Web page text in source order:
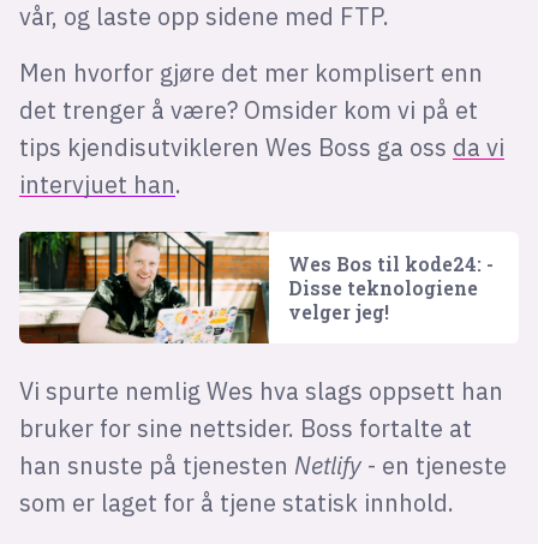
vår, og laste opp sidene med FTP.
Men hvorfor gjøre det mer komplisert enn
det trenger å være? Omsider kom vi på et
tips kjendisutvikleren Wes Boss ga oss da vi
intervjuet han.
Wes Bos til kode24: -
Disse teknologiene
velger jeg!
Vi spurte nemlig Wes hva slags oppsett han
bruker for sine nettsider. Boss fortalte at
han snuste på tjenesten Netlify - en tjeneste
som er laget for å tjene statisk innhold.